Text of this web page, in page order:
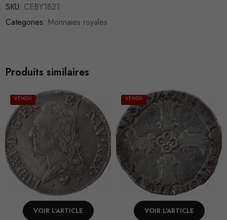
SKU: CEBY1821
Categories: Monnaies royales
Produits similaires
VENDU
VOIR L'ARTICLE
VENDU
VOIR L'ARTICLE